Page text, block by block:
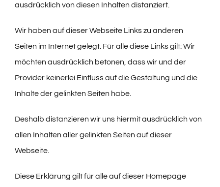
ausdrücklich von diesen Inhalten distanziert.
Wir haben auf dieser Webseite Links zu anderen
Seiten im Internet gelegt. Für alle diese Links gilt: Wir
möchten ausdrücklich betonen, dass wir und der
Provider keinerlei Einfluss auf die Gestaltung und die
Inhalte der gelinkten Seiten habe.
Deshalb distanzieren wir uns hiermit ausdrücklich von
allen Inhalten aller gelinkten Seiten auf dieser
Webseite.
Diese Erklärung gilt für alle auf dieser Homepage